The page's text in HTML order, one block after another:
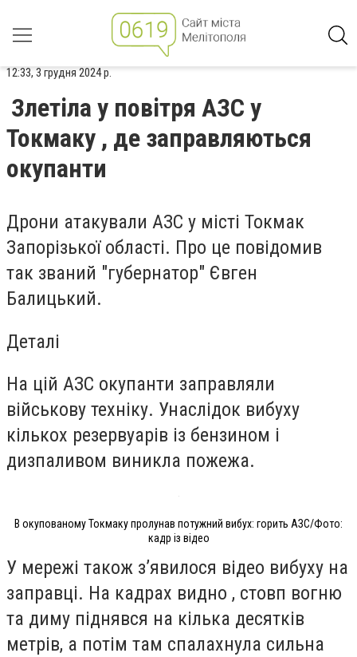
12:33, 3 грудня 2024 р.
Злетіла у повітря АЗС у
Токмаку , де заправляються
окупанти
Дрони атакували АЗС у місті Токмак
Запорізької області. Про це повідомив
так званий "губернатор" Євген
Балицький.
Деталі
На цій АЗС окупанти заправляли
військову техніку. Унаслідок вибуху
кількох резервуарів із бензином і
дизпаливом виникла пожежа.
В окупованому Токмаку пролунав потужний вибух: горить АЗС/Фото:
кадр із відео
У мережі також з’явилося відео вибуху на
заправці. На кадрах видно , стовп вогню
та диму піднявся на кілька десятків
метрів, а потім там спалахнула сильна